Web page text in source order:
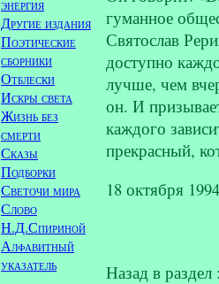
энергия
Другие издания
Поэтические
сборники
Отблески
Искры света
Жизнь без
смерти
Сказы
Подборки
Светочи мира
Слово
Н.Д.Спириной
Алфавитный
указатель
гуманное
Святослав
доступно
лучше, чем
он. И
каждого
прекрасный,
18 октября
Назад в раздел :